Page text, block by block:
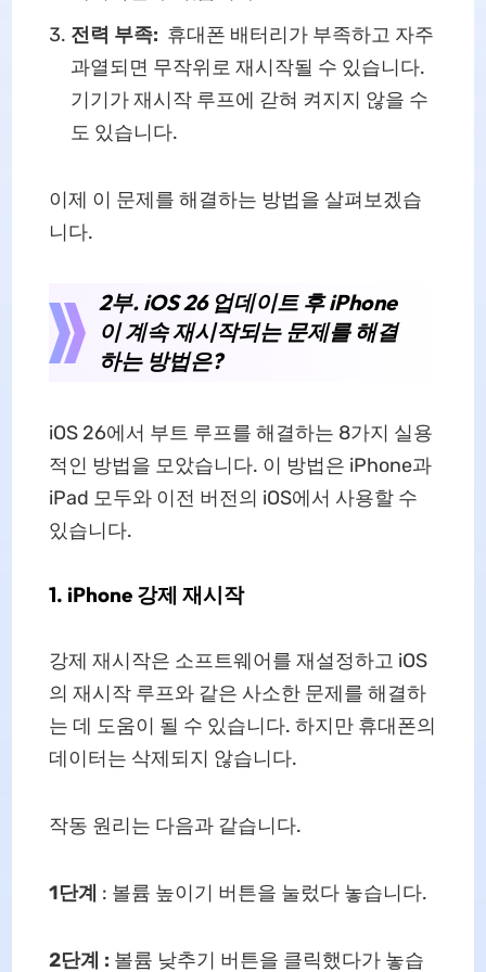
전력 부족: 휴대폰 배터리가 부족하고 자주
과열되면 무작위로 재시작될 수 있습니다.
기기가 재시작 루프에 갇혀 켜지지 않을 수
도 있습니다.
이제 이 문제를 해결하는 방법을 살펴보겠습
니다.
2부. iOS 26 업데이트 후 iPhone
이 계속 재시작되는 문제를 해결
하는 방법은?
iOS 26에서 부트 루프를 해결하는 8가지 실용
적인 방법을 모았습니다. 이 방법은 iPhone과
iPad 모두와 이전 버전의 iOS에서 사용할 수
있습니다.
1. iPhone 강제 재시작
강제 재시작은 소프트웨어를 재설정하고 iOS
의 재시작 루프와 같은 사소한 문제를 해결하
는 데 도움이 될 수 있습니다. 하지만 휴대폰의
데이터는 삭제되지 않습니다.
작동 원리는 다음과 같습니다.
1단계 : 볼륨 높이기 버튼을 눌렀다 놓습니다.
2단계 : 볼륨 낮추기 버튼을 클릭했다가 놓습